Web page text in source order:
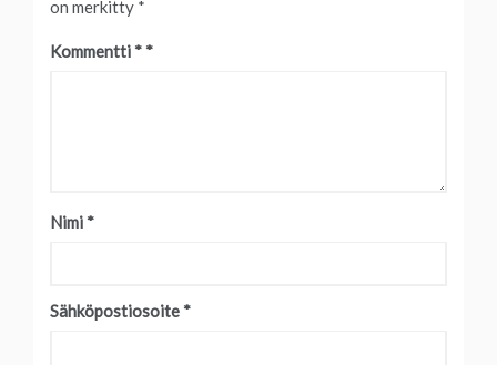
on merkitty *
Kommentti *
Nimi *
Sähköpostiosoite *